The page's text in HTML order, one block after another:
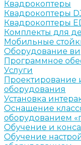
Квадрокоптеры
Квадрокоптеры
Квадрокоптеры
Комплекты для
Мобильные
Оборудование
Программное
Услуги
Проектирование
оборудования
Установка
Оснащение
оборудованием
Обучение и
Обучение